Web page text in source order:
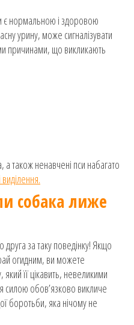
є нормальною і здоровою
урину, може сигналізувати
причинами, що викликають
а також ненавчені пси набагато
собака лиже
друга за таку поведінку! Якщо
огидним, ви можете
який її цікавить, невеликими
обов’язково викличе
боротьби, яка нічому не